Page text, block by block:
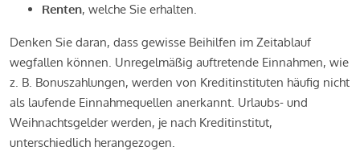
Renten, welche Sie erhalten.
Denken Sie daran, dass gewisse Beihilfen im Zeitablauf
wegfallen können. Unregelmäßig auftretende Einnahmen, wie
z. B. Bonuszahlungen, werden von Kreditinstituten häufig nicht
als laufende Einnahmequellen anerkannt. Urlaubs- und
Weihnachtsgelder werden, je nach Kreditinstitut,
unterschiedlich herangezogen.